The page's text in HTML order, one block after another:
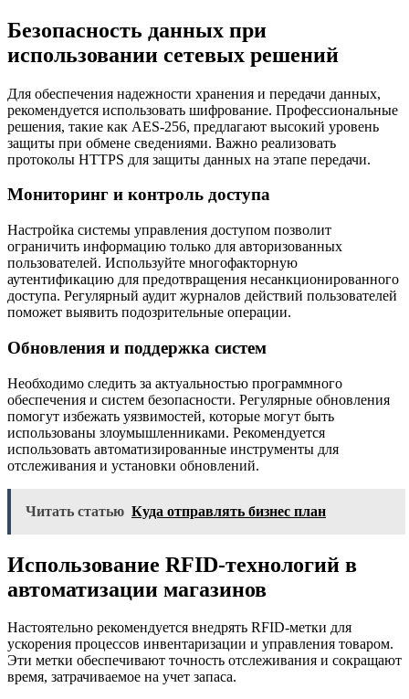
Безопасность данных при
использовании сетевых решений
Для обеспечения надежности хранения и передачи данных,
рекомендуется использовать шифрование. Профессиональные
решения, такие как AES-256, предлагают высокий уровень
защиты при обмене сведениями. Важно реализовать
протоколы HTTPS для защиты данных на этапе передачи.
Мониторинг и контроль доступа
Настройка системы управления доступом позволит
ограничить информацию только для авторизованных
пользователей. Используйте многофакторную
аутентификацию для предотвращения несанкционированного
доступа. Регулярный аудит журналов действий пользователей
поможет выявить подозрительные операции.
Обновления и поддержка систем
Необходимо следить за актуальностью программного
обеспечения и систем безопасности. Регулярные обновления
помогут избежать уязвимостей, которые могут быть
использованы злоумышленниками. Рекомендуется
использовать автоматизированные инструменты для
отслеживания и установки обновлений.
Читать статью Куда отправлять бизнес план
Использование RFID-технологий в
автоматизации магазинов
Настоятельно рекомендуется внедрять RFID-метки для
ускорения процессов инвентаризации и управления товаром.
Эти метки обеспечивают точность отслеживания и сокращают
время, затрачиваемое на учет запаса.